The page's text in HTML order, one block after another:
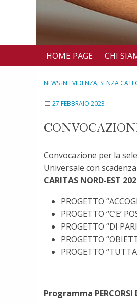
HOME PAGE CHI
NEWS IN EVIDENZA, SENZA
27 FEBBRAIO 2023
Convocazione per la
Universale con
CARITAS NORD-EST
PROGETTO
PROGETTO “C’E’
PROGETTO “DI
PROGETTO
PROGETTO
Programma PERCORSI